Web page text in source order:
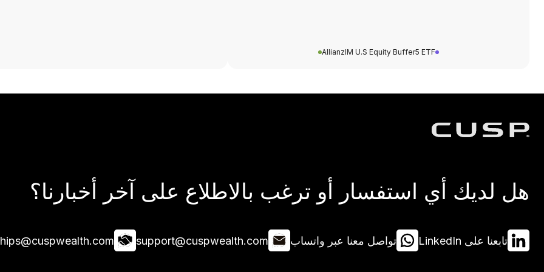
AllianzIM U.S Equity Buffer5 ETF
هل لديك أي استفسار أو ترغب بالاطلاع على آخر أخبارنا؟
تابعنا على LinkedIn تواصل معنا عبر واتساب support@cuspwealth.com